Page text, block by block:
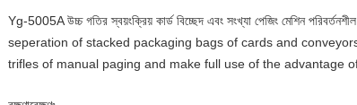
Yg-5005A উচ্চ গতির স্বয়ংক্রিয় কার্ড বিচ্ছেদ এবং সংখ্যা পেজিং মেশিন
seperation of stacked packaging bags of cards and
trifles of manual paging and make full use of the advantage